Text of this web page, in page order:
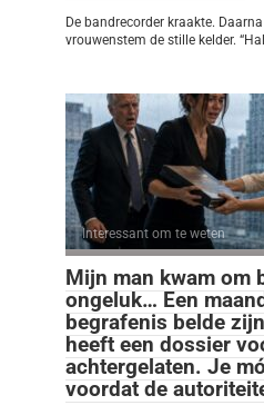
De bandrecorder kraakte.
vrouwenstem de stille kelder.
Interessant om te weten
Mijn man kwam om
ongeluk… Een
begrafenis belde
heeft een dossier
achtergelaten. Je
voordat de